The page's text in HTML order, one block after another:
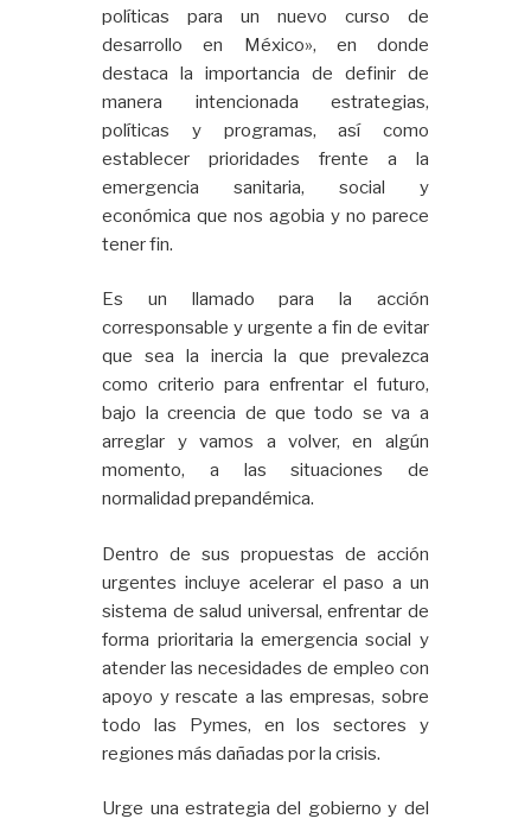
políticas para un nuevo curso de
desarrollo en México», en donde
destaca la importancia de definir de
manera intencionada estrategias,
políticas y programas, así como
establecer prioridades frente a la
emergencia sanitaria, social y
económica que nos agobia y no parece
tener fin.
Es un llamado para la acción
corresponsable y urgente a fin de evitar
que sea la inercia la que prevalezca
como criterio para enfrentar el futuro,
bajo la creencia de que todo se va a
arreglar y vamos a volver, en algún
momento, a las situaciones de
normalidad prepandémica.
Dentro de sus propuestas de acción
urgentes incluye acelerar el paso a un
sistema de salud universal, enfrentar de
forma prioritaria la emergencia social y
atender las necesidades de empleo con
apoyo y rescate a las empresas, sobre
todo las Pymes, en los sectores y
regiones más dañadas por la crisis.
Urge una estrategia del gobierno y del